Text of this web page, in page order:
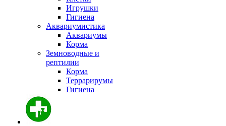
Игрушки
Гигиена
Аквариумистика
Аквариумы
Корма
Земноводные и
рептилии
Корма
Террарирумы
Гигиена